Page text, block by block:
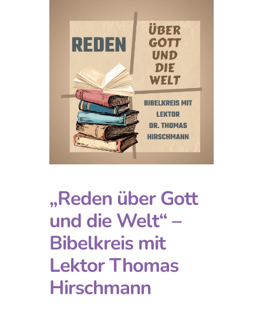
„Reden über Gott
und die Welt“ –
Bibelkreis mit
Lektor Thomas
Hirschmann